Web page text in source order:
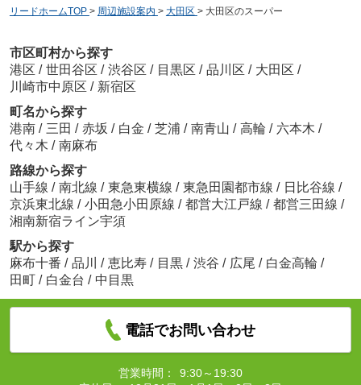
リードホームTOP > 周辺施設案内 > 大田区 > 大田区のスーパー
市区町村から探す
港区 / 世田谷区 / 渋谷区 / 目黒区 / 品川区 / 大田区 /
川崎市中原区 / 新宿区
町名から探す
港南 / 三田 / 赤坂 / 白金 / 芝浦 / 南青山 / 高輪 / 六本木 /
代々木 / 南麻布
路線から探す
山手線 / 南北線 / 東急東横線 / 東急田園都市線 / 日比谷線 /
京浜東北線 / 小田急小田原線 / 都営大江戸線 / 都営三田線 /
湘南新宿ライン宇須
駅から探す
麻布十番 / 品川 / 恵比寿 / 目黒 / 渋谷 / 広尾 / 白金高輪 /
田町 / 白金台 / 中目黒
電話でお問い合わせ
営業時間：
9:30～19:30